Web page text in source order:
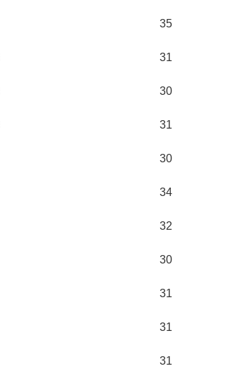
35
31
30
31
30
34
32
30
31
31
31